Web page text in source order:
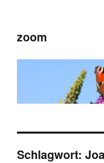
zoom
Schlagwort: